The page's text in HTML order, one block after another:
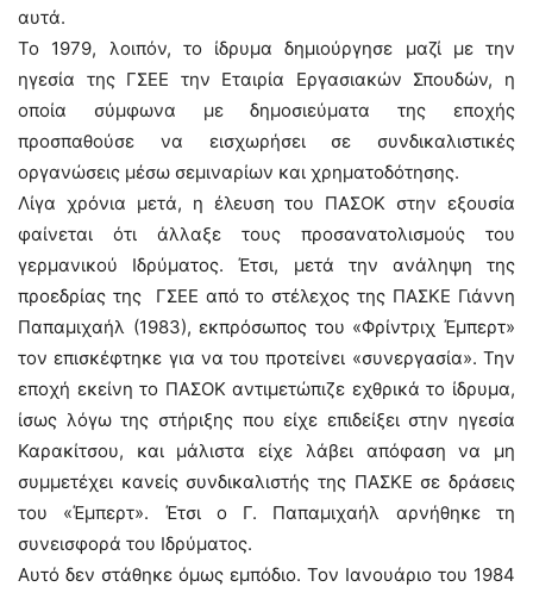
αυτά.
Το 1979, λοιπόν, το ίδρυμα δημιούργησε μαζί με την
ηγεσία της ΓΣΕΕ την Εταιρία Εργασιακών Σπουδών, η
οποία σύμφωνα με δημοσιεύματα της εποχής
προσπαθούσε να εισχωρήσει σε συνδικαλιστικές
οργανώσεις μέσω σεμιναρίων και χρηματοδότησης.
Λίγα χρόνια μετά, η έλευση του ΠΑΣΟΚ στην εξουσία
φαίνεται ότι άλλαξε τους προσανατολισμούς του
γερμανικού Ιδρύματος. Έτσι, μετά την ανάληψη της
προεδρίας της ΓΣΕΕ από το στέλεχος της ΠΑΣΚΕ Γιάννη
Παπαμιχαήλ (1983), εκπρόσωπος του «Φρίντριχ Έμπερτ»
τον επισκέφτηκε για να του προτείνει «συνεργασία». Την
εποχή εκείνη το ΠΑΣΟΚ αντιμετώπιζε εχθρικά το ίδρυμα,
ίσως λόγω της στήριξης που είχε επιδείξει στην ηγεσία
Καρακίτσου, και μάλιστα είχε λάβει απόφαση να μη
συμμετέχει κανείς συνδικαλιστής της ΠΑΣΚΕ σε δράσεις
του «Έμπερτ». Έτσι ο Γ. Παπαμιχαήλ αρνήθηκε τη
συνεισφορά του Ιδρύματος.
Αυτό δεν στάθηκε όμως εμπόδιο. Τον Ιανουάριο του 1984